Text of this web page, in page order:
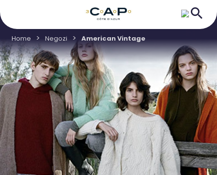
Home Negozi American Vintage